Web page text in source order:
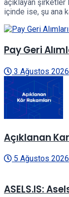
açıklayan
içinde ise, şu ana
Pay Geri
3 Ağustos 2026
Açıklanan
5 Ağustos 2026
ASELS.IS: